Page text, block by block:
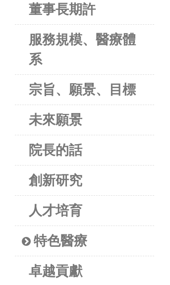
董事長期許
服務規模、醫療體
系
宗旨、願景、目標
未來願景
院長的話
創新研究
人才培育
特色醫療
卓越貢獻